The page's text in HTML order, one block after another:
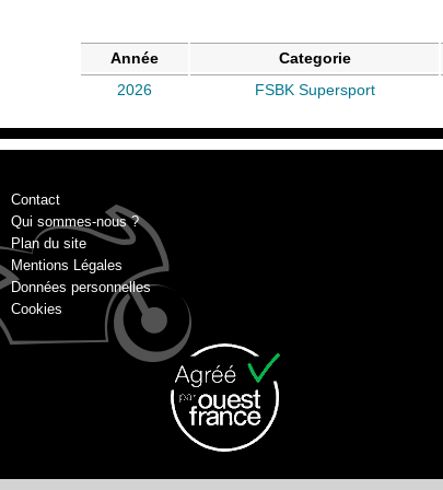
Année Categorie
2026
FSBK Supersport
Contact
Qui sommes-nous ?
Plan du site
Mentions Légales
Données personnelles
Cookies